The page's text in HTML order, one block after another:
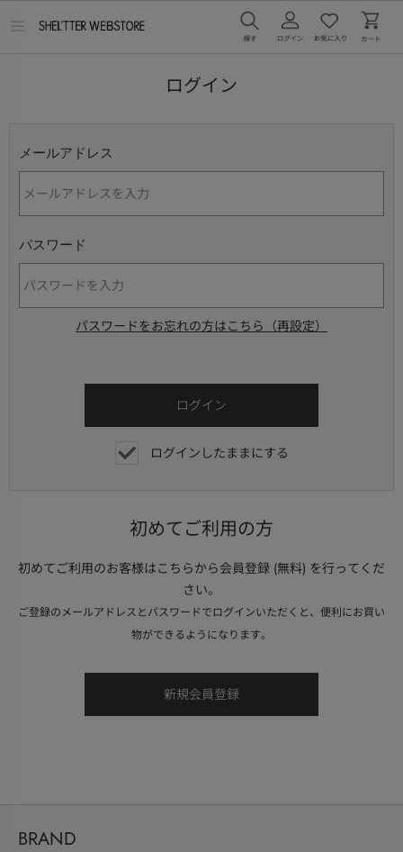
ログイン
メールアドレス
パスワード
パスワードをお忘れの方はこちら（再設定）
ログインしたままにする
初めてご利用の方
初めてご利用のお客様はこちらから会員登録 (無料) を行ってくだ
さい。
ご登録のメールアドレスとパスワードでログインいただくと、便利にお買い
物ができるようになります。
BRAND